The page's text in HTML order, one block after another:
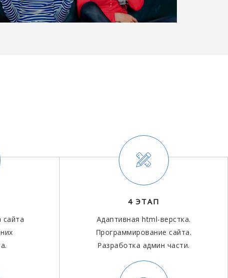
сайта
4 ЭТАП
Адаптивная html-верстка.
Программирование сайта.
Разработка админ части.